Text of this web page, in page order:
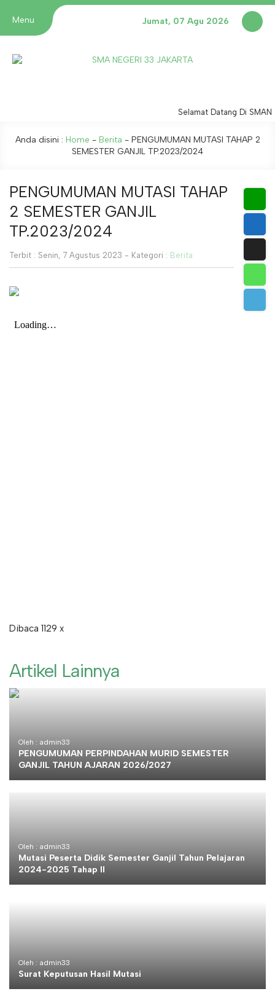
Menu Jumat, 07 Agu 2026
Selamat Datang Di SMAN
Anda disini : Home - Berita - PENGUMUMAN MUTASI TAHAP 2
SEMESTER GANJIL TP.2023/2024
PENGUMUMAN MUTASI TAHAP
2 SEMESTER GANJIL
TP.2023/2024
Terbit : Senin, 7 Agustus 2023 - Kategori : Berita
Dibaca 1129 x
Artikel Lainnya
Oleh : admin33
PENGUMUMAN PERPINDAHAN MURID SEMESTER
GANJIL TAHUN AJARAN 2026/2027
Oleh : admin33
Mutasi Peserta Didik Semester Ganjil Tahun Pelajaran
2024-2025 Tahap II
Oleh : admin33
Surat Keputusan Hasil Mutasi